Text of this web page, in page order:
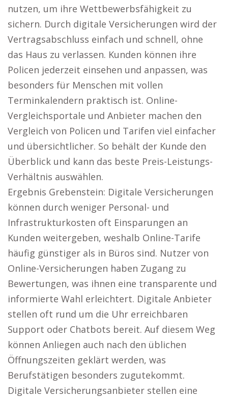
nutzen, um ihre Wettbewerbsfähigkeit zu
sichern. Durch digitale Versicherungen wird der
Vertragsabschluss einfach und schnell, ohne
das Haus zu verlassen. Kunden können ihre
Policen jederzeit einsehen und anpassen, was
besonders für Menschen mit vollen
Terminkalendern praktisch ist. Online-
Vergleichsportale und Anbieter machen den
Vergleich von Policen und Tarifen viel einfacher
und übersichtlicher. So behält der Kunde den
Überblick und kann das beste Preis-Leistungs-
Verhältnis auswählen.
Ergebnis Grebenstein: Digitale Versicherungen
können durch weniger Personal- und
Infrastrukturkosten oft Einsparungen an
Kunden weitergeben, weshalb Online-Tarife
häufig günstiger als in Büros sind. Nutzer von
Online-Versicherungen haben Zugang zu
Bewertungen, was ihnen eine transparente und
informierte Wahl erleichtert. Digitale Anbieter
stellen oft rund um die Uhr erreichbaren
Support oder Chatbots bereit. Auf diesem Weg
können Anliegen auch nach den üblichen
Öffnungszeiten geklärt werden, was
Berufstätigen besonders zugutekommt.
Digitale Versicherungsanbieter stellen eine